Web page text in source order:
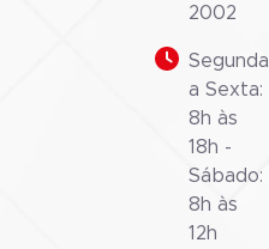
2002
Segunda
a Sexta:
8h às
18h -
Sábado:
8h às
12h